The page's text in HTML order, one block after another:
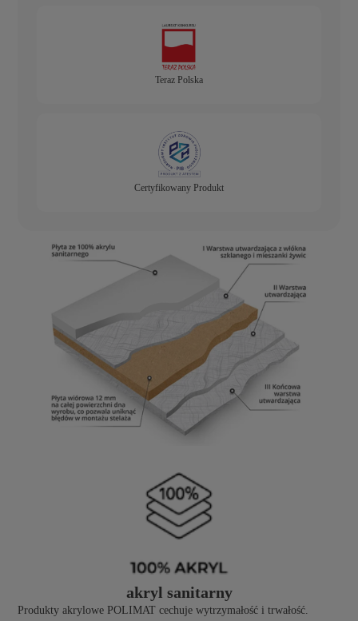
Teraz Polska
Certyfikowany Produkt
akryl sanitarny
Produkty akrylowe POLIMAT cechuje wytrzymałość i trwałość.